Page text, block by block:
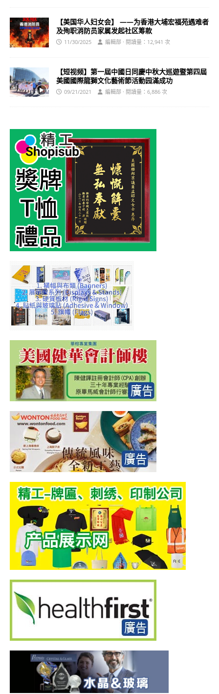
【美国华人妇女会】 ——为香港大埔宏福苑遇难者
及殉职消防员家属发起社区筹款
11/30/2025 編輯部 · 閱讀量：12,941 次
【短视频】第一屆中國日同慶中秋大巡遊暨第四屆
美國國際龍獅文化藝術節活動园滿成功
09/21/2021 編輯部 · 閱讀量：6,886 次